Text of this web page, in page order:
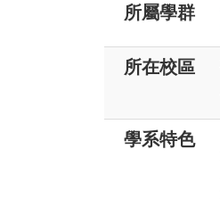
所屬學群
所在校區
學系特色